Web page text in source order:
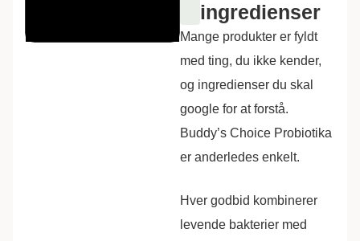
ingredienser
Mange produkter er fyldt
med ting, du ikke kender,
og ingredienser du skal
google for at forstå.
Buddy’s Choice Probiotika
er anderledes enkelt.
Hver godbid kombinerer
levende bakterier med